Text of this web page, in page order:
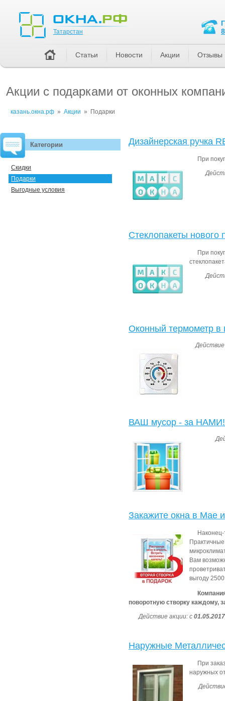
Акции с подарками от оконных
казань.окна.рф » Акции » Подарки
Дизайнерская ручка
При
Стеклопакеты нового
При
Оконный термометр в
ВАШ мусор - за НАМИ!
Закажите окна в Мае
Вам
выгоду
поворотную створку каждому,
Действие акции: с 01.05.2017
Наружные
При
наружных
Категории
Скидки
Подарки
Выгодные условия
Татарстан
Статьи Новости Акции Отзывы